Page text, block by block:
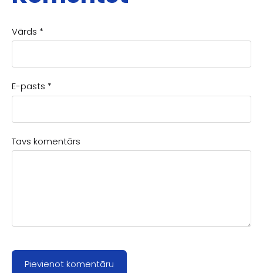
Vārds *
E-pasts *
Tavs komentārs